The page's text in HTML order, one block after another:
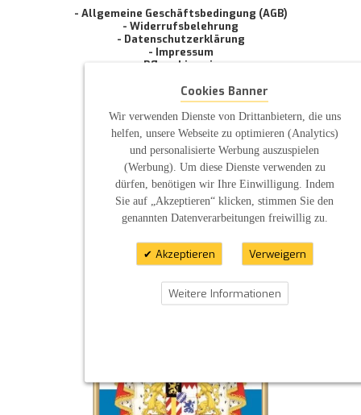
- Allgemeine Geschäftsbedingung (AGB)
- Widerrufsbelehrung
- Datenschutzerklärung
- Impressum
- Pflegehinweise
Cookies Banner
Wir verwenden Dienste von Drittanbietern, die uns
helfen, unsere Webseite zu optimieren (Analytics)
und personalisierte Werbung auszuspielen
(Werbung). Um diese Dienste verwenden zu
dürfen, benötigen wir Ihre Einwilligung. Indem
Sie auf „Akzeptieren“ klicken, stimmen Sie den
genannten Datenverarbeitungen freiwillig zu.
Akzeptieren Verweigern
Weitere Informationen